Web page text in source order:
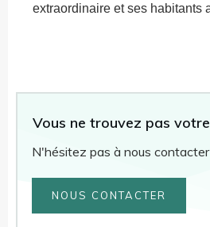
extraordinaire et ses habitants
Vous ne trouvez pas
N'hésitez pas à nous contacter
NOUS CONTACTER